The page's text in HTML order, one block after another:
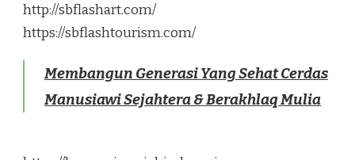
http://sbflashart.com/
https://sbflashtourism.com/
Membangun Generasi Yang Sehat Cerdas
Manusiawi Sejahtera & Berakhlaq Mulia